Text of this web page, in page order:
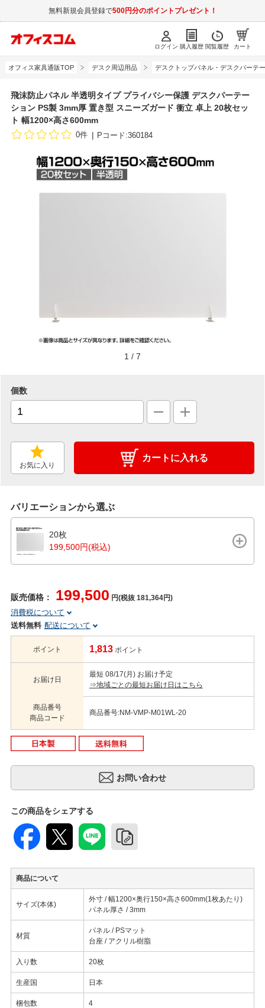
無料新規会員登録で500円分のポイントプレゼント！
ログイン 購入履歴 閲覧履歴 カート
オフィス家具通販TOP デスク周辺用品 デスクトップパネル・デスクパーテ
飛沫防止パネル 半透明タイプ プライバシー保護 デスクパーテー
ション PS製 3mm厚 置き型 スニーズガード 衝立 卓上 20枚セッ
ト 幅1200×高さ600mm
0件 Pコード:360184
1 / 7
個数
お気に入り
カートに入れる
バリエーションから選ぶ
20枚
199,500円(税込)
販売価格： 199,500 円(税抜 181,364円)
消費税について
送料無料 配送について
ポイント 1,813 ポイント
お届け日
最短 08/17(月) お届け予定
⇒地域ごとの最短お届け日はこちら
商品番号
商品コード
商品番号:NM-VMP-M01WL-20
この商品をシェアする
商品について
サイズ(本体)
外寸 / 幅1200×奥行150×高さ600mm(1枚あたり)
パネル厚さ / 3mm
材質
パネル / PSマット
台座 / アクリル樹脂
入り数 20枚
生産国 日本
梱包数 4